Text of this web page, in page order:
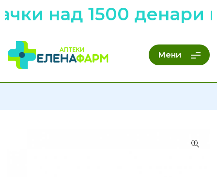
над 1500 денари
Мени